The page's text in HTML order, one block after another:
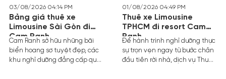
hưởng trọn vẹn hành trình dài
hơn 400km.
03/08/2026 04:14 PM
Bảng giá thuê xe
Limousine Sài Gòn đi
Cam Ranh
Cam Ranh sở hữu những bãi
biển hoang sơ tuyệt đẹp, các
khu nghỉ dưỡng đẳng cấp quốc
01/08/2026 04:49 PM
Thuê xe Limousine
TPHCM đi resort Cam
Ranh
Để hành trình nghỉ dưỡng thực
sự trọn vẹn ngay từ bước chân
đầu tiên rời nhà, dịch vụ Thuê